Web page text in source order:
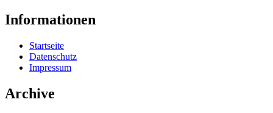
Informationen
Startseite
Datenschutz
Impressum
Archive